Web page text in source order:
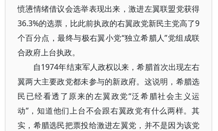
愤懑情绪借议会选举表现出来，激进左翼联盟党获得
36.3%的选票，比此前执政的右翼政党新民主党高了9
个百分点，最终与极右翼小党“独立希腊人”党组成联
合政府上台执政。
自1974年结束军人政权以来，希腊首次出现左右
翼两大主要政党都未参与的新政府。这说明，希腊选
民已经看透了原来的左翼政党“泛希腊社会主义运
动”，知道他们上台不会跟右翼政党有什么两样。其
实，希腊选民把票投给激进左翼党，并不是因为该党